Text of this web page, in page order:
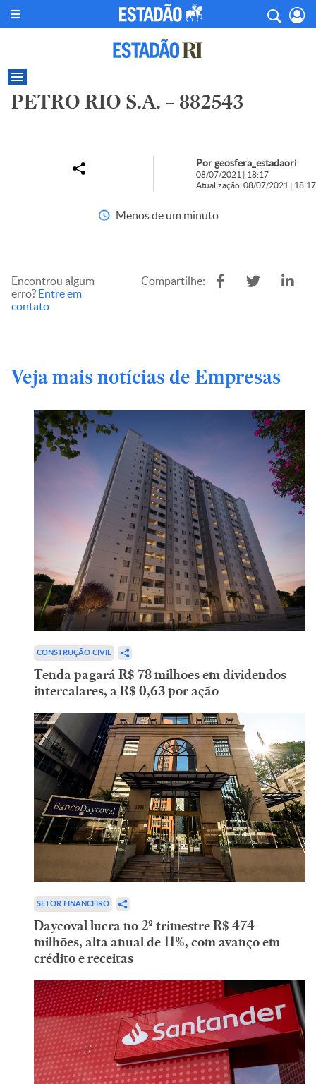
PETRO RIO S.A. – 882543
Por geosfera_estadaori
08/07/2021 | 18:17
Atualização: 08/07/2021 | 18:17
Menos de um minuto
Encontrou algum
erro? Entre em
contato
Compartilhe:
Veja mais notícias de Empresas
CONSTRUÇÃO CIVIL
Tenda pagará R$ 78 milhões em dividendos
intercalares, a R$ 0,63 por ação
SETOR FINANCEIRO
Daycoval lucra no 2º trimestre R$ 474
milhões, alta anual de 11%, com avanço em
crédito e receitas